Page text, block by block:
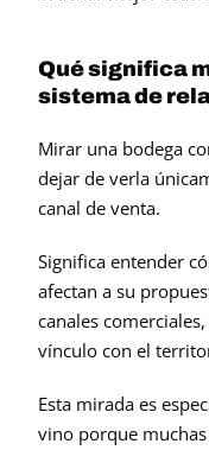
Qué significa
sistema de
Mirar una bodega
dejar de verla
canal de venta.
Significa entender
afectan a su
canales
vínculo con el
Esta mirada es
vino porque